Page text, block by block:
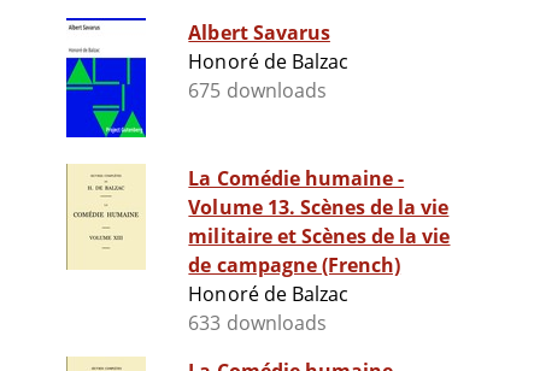
Albert Savarus
Honoré de Balzac
675 downloads
La Comédie humaine -
Volume 13. Scènes de la vie
militaire et Scènes de la vie
de campagne (French)
Honoré de Balzac
633 downloads